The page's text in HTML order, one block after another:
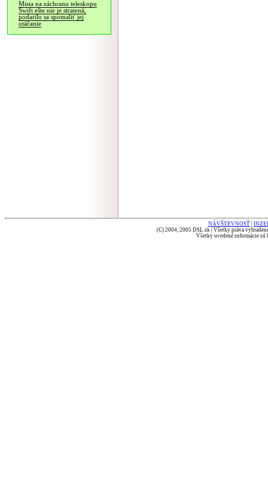
Misia na záchranu teleskopu
Swift ešte nie je stratená,
podarilo sa spomaliť jej
otáčanie
NÁVŠTEVNOSŤ
(C) 2004, 2005 DSL.sk | Všetky práva
Všetky uvedené informácie sú